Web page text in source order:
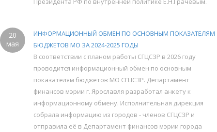
20
мая
ИНФОРМАЦИОННЫЙ ОБМЕН ПО ОСНОВНЫМ ПОКАЗАТЕЛЯМ
БЮДЖЕТОВ МО ЗА 2024-2025 ГОДЫ
В соответствии с планом работы СГЦСЗР в 2026 году
проводится информационный обмен по основным
показателям бюджетов МО СГЦСЗР. Департамент
финансов мэрии г. Ярославля разработал анкету к
информационному обмену. Исполнительная дирекция
собрала информацию из городов - членов СГЦСЗР и
отправила её в Департамент финансов мэрии города